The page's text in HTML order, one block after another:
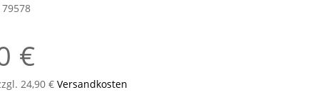
€
24,90 € Versandkosten